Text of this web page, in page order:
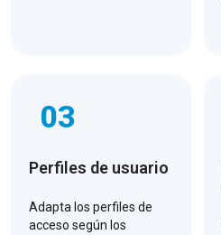
03
Perfiles de usuario
Adapta los perfiles de
acceso según los